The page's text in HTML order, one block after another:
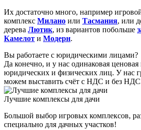
Их достаточно много, например
комплекс Милано или Тасмания, или
дерева Лютик, из вариантов побольше
Камелот и Модерн.
Вы работаете с юридическими лицами?
Да конечно, и у нас одинаковая
юридических и физических лиц. У нас
можем выставить счёт с НДС и без
Лучшие комплексы для дачи
Большой выбор игровых комплексов,
специально для дачных участков!